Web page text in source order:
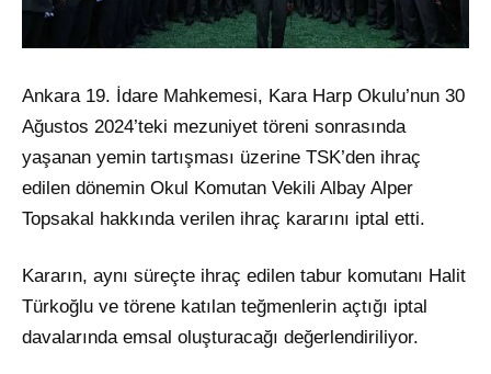
Ankara 19. İdare Mahkemesi, Kara Harp Okulu’nun 30
Ağustos 2024’teki mezuniyet töreni sonrasında
yaşanan yemin tartışması üzerine TSK’den ihraç
edilen dönemin Okul Komutan Vekili Albay Alper
Topsakal hakkında verilen ihraç kararını iptal etti.
Kararın, aynı süreçte ihraç edilen tabur komutanı Halit
Türkoğlu ve törene katılan teğmenlerin açtığı iptal
davalarında emsal oluşturacağı değerlendiriliyor.